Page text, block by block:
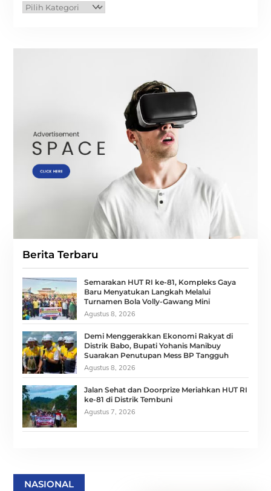
Kategori
Berita Terbaru
Semarakan HUT RI ke-81, Kompleks Gaya
Baru Menyatukan Langkah Melalui
Turnamen Bola Volly-Gawang Mini
Agustus 8, 2026
Demi Menggerakkan Ekonomi Rakyat di
Distrik Babo, Bupati Yohanis Manibuy
Suarakan Penutupan Mess BP Tangguh
Agustus 8, 2026
Jalan Sehat dan Doorprize Meriahkan HUT RI
ke-81 di Distrik Tembuni
Agustus 7, 2026
NASIONAL